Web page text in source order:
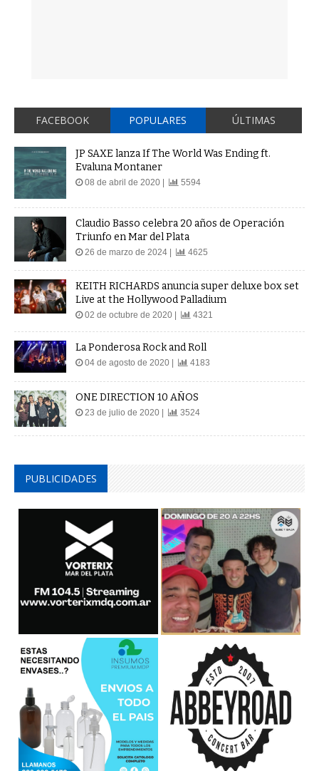
FACEBOOK POPULARES ÚLTIMAS
JP SAXE lanza If The World Was Ending ft.
Evaluna Montaner
08 de abril de 2020 | 5594
Claudio Basso celebra 20 años de Operación
Triunfo en Mar del Plata
26 de marzo de 2024 | 4625
KEITH RICHARDS anuncia super deluxe box set
Live at the Hollywood Palladium
02 de octubre de 2020 | 4321
La Ponderosa Rock and Roll
04 de agosto de 2020 | 4183
ONE DIRECTION 10 AÑOS
23 de julio de 2020 | 3524
PUBLICIDADES